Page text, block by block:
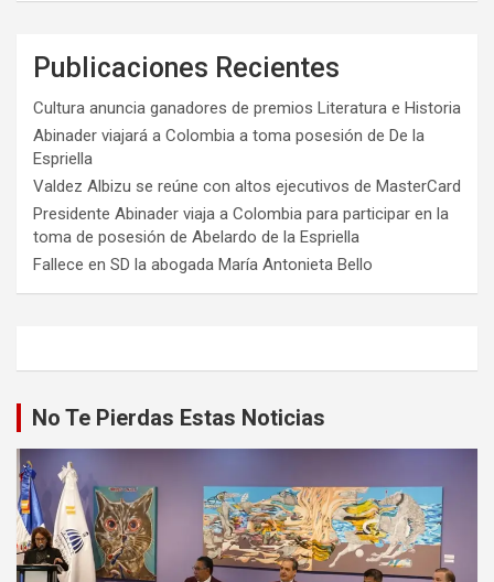
Publicaciones Recientes
Cultura anuncia ganadores de premios Literatura e Historia
Abinader viajará a Colombia a toma posesión de De la
Espriella
Valdez Albizu se reúne con altos ejecutivos de MasterCard
Presidente Abinader viaja a Colombia para participar en la
toma de posesión de Abelardo de la Espriella
Fallece en SD la abogada María Antonieta Bello
No Te Pierdas Estas Noticias